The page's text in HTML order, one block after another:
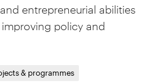
entrepreneurial abilities
policy and
& programmes